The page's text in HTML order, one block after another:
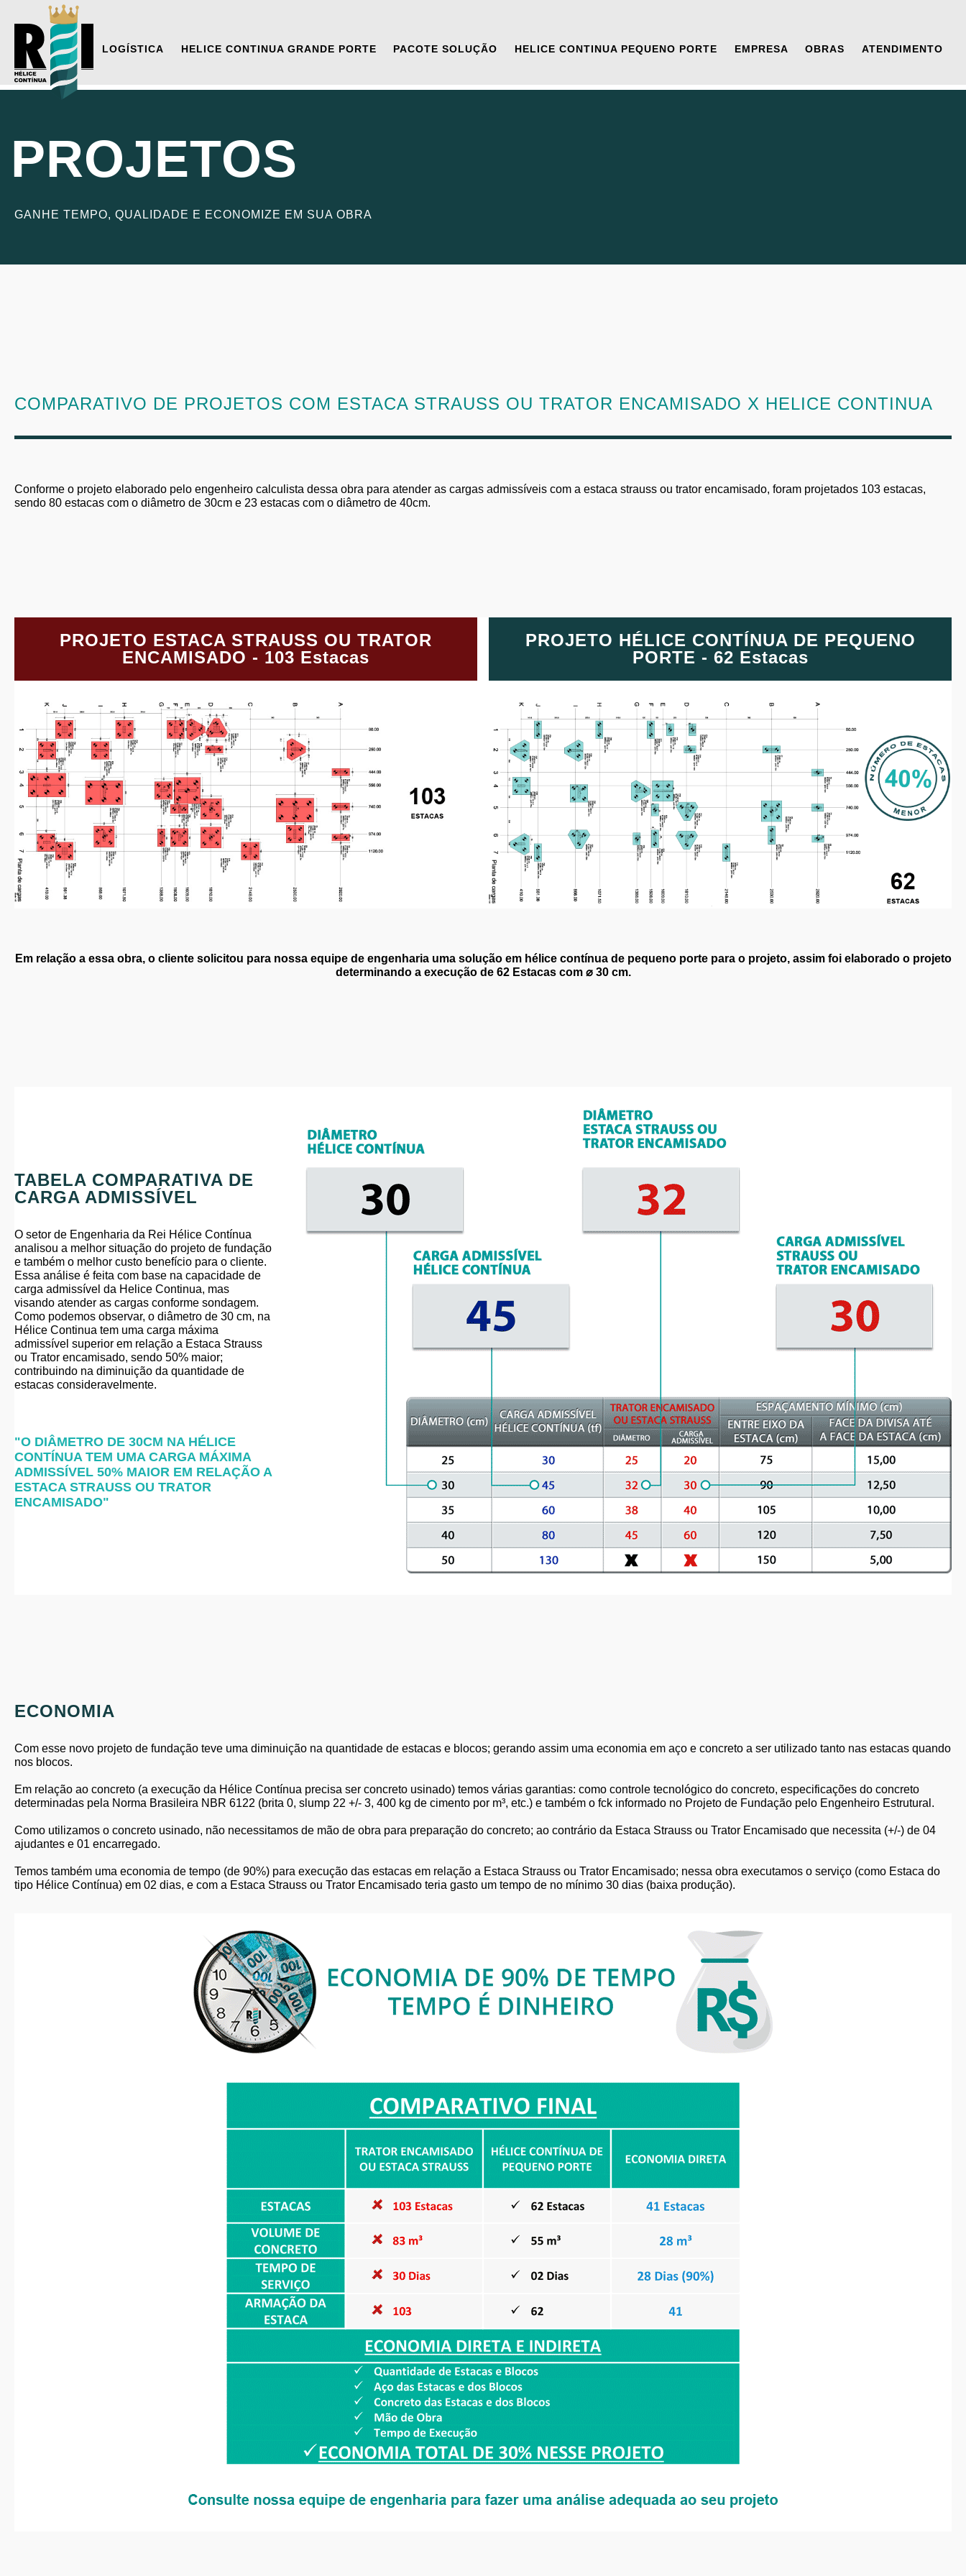
LOGÍSTICA HELICE CONTINUA GRANDE PORTE PACOTE SOLUÇÃO HELICE CONTINUA PEQUENO PORTE EMPRESA OBRAS ATENDIMENTO
PROJETOS
GANHE TEMPO, QUALIDADE E ECONOMIZE EM SUA OBRA
COMPARATIVO DE PROJETOS COM ESTACA STRAUSS OU TRATOR ENCAMISADO X HELICE CONTINUA
Conforme o projeto elaborado pelo engenheiro calculista dessa obra para atender as cargas admissíveis com a estaca strauss ou trator encamisado, foram projetados 103 estacas,
sendo 80 estacas com o diâmetro de 30cm e 23 estacas com o diâmetro de 40cm.
PROJETO ESTACA STRAUSS OU TRATOR
ENCAMISADO - 103 Estacas
PROJETO HÉLICE CONTÍNUA DE PEQUENO
PORTE - 62 Estacas
Em relação a essa obra, o cliente solicitou para nossa equipe de engenharia uma solução em hélice contínua de pequeno porte para o projeto, assim foi elaborado o projeto
determinando a execução de 62 Estacas com ⌀ 30 cm.
TABELA COMPARATIVA DE
CARGA ADMISSÍVEL
O setor de Engenharia da Rei Hélice Contínua
analisou a melhor situação do projeto de fundação
e também o melhor custo benefício para o cliente.
Essa análise é feita com base na capacidade de
carga admissível da Helice Continua, mas
visando atender as cargas conforme sondagem.
Como podemos observar, o diâmetro de 30 cm, na
Hélice Continua tem uma carga máxima
admissível superior em relação a Estaca Strauss
ou Trator encamisado, sendo 50% maior;
contribuindo na diminuição da quantidade de
estacas consideravelmente.
"O DIÂMETRO DE 30CM NA HÉLICE
CONTÍNUA TEM UMA CARGA MÁXIMA
ADMISSÍVEL 50% MAIOR EM RELAÇÃO A
ESTACA STRAUSS OU TRATOR
ENCAMISADO"
ECONOMIA
Com esse novo projeto de fundação teve uma diminuição na quantidade de estacas e blocos; gerando assim uma economia em aço e concreto a ser utilizado tanto nas estacas quando
nos blocos.
Em relação ao concreto (a execução da Hélice Contínua precisa ser concreto usinado) temos várias garantias: como controle tecnológico do concreto, especificações do concreto
determinadas pela Norma Brasileira NBR 6122 (brita 0, slump 22 +/- 3, 400 kg de cimento por m³, etc.) e também o fck informado no Projeto de Fundação pelo Engenheiro Estrutural.
Como utilizamos o concreto usinado, não necessitamos de mão de obra para preparação do concreto; ao contrário da Estaca Strauss ou Trator Encamisado que necessita (+/-) de 04
ajudantes e 01 encarregado.
Temos também uma economia de tempo (de 90%) para execução das estacas em relação a Estaca Strauss ou Trator Encamisado; nessa obra executamos o serviço (como Estaca do
tipo Hélice Contínua) em 02 dias, e com a Estaca Strauss ou Trator Encamisado teria gasto um tempo de no mínimo 30 dias (baixa produção).